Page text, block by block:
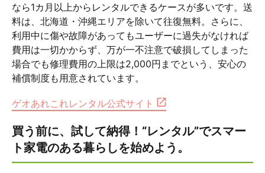
なら1カ月以上からレンタルできるケースが多いです。送
料は、北海道・沖縄エリアを除いて往復無料。さらに、
利用中に傷や故障があってもユーザーに過失がなければ
費用は一切かからず、万が一不注意で破損してしまった
場合でも修理費用の上限は2,000円までという、安心の
補償制度も用意されています。
ゲオあれこれレンタル公式サイト
買う前に、試して納得！“レンタル”でスマー
ト家電のある暮らしを始めよう。